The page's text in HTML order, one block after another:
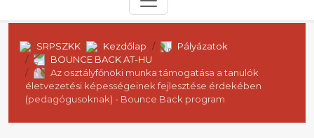
SRPSZKK Kezdőlap
Pályázatok
BOUNCE BACK AT-HU
Az osztályfőnöki munka támogatása a tanulók
életvezetési képességeinek fejlesztése érdekében
(pedagógusoknak) - Bounce Back program